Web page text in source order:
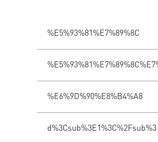
%E5%93%81%E7%89%8C
%E6%9D%90%E8%B4%A8